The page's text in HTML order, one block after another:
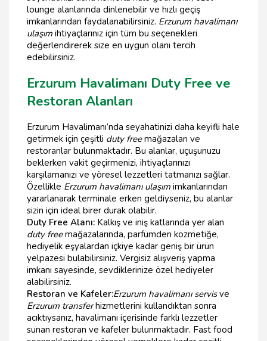
lounge alanlarında dinlenebilir ve hızlı geçiş
imkanlarından faydalanabilirsiniz. Erzurum havalimanı
ulaşım ihtiyaçlarınız için tüm bu seçenekleri
değerlendirerek size en uygun olanı tercih
edebilirsiniz.
Erzurum Havalimanı Duty Free ve
Restoran Alanları
Erzurum Havalimanı’nda seyahatinizi daha keyifli hale
getirmek için çeşitli duty freemağazaları ve
restoranlar bulunmaktadır. Bu alanlar, uçuşunuzu
beklerken vakit geçirmenizi, ihtiyaçlarınızı
karşılamanızı ve yöresel lezzetleri tatmanızı sağlar.
Özellikle Erzurum havalimanı ulaşım imkanlarından
yararlanarak terminale erken geldiyseniz, bu alanlar
sizin için ideal birer durak olabilir.
Duty Free Alanı: Kalkış ve iniş katlarında yer alan
duty freemağazalarında, parfümden kozmetiğe,
hediyelik eşyalardan içkiye kadar geniş bir ürün
yelpazesi bulabilirsiniz. Vergisiz alışveriş yapma
imkanı sayesinde, sevdiklerinize özel hediyeler
alabilirsiniz.
Restoran ve Kafeler:Erzurum havalimanı servisve
Erzurum transferhizmetlerini kullandıktan sonra
acıktıysanız, havalimanı içerisinde farklı lezzetler
sunan restoran ve kafeler bulunmaktadır. Fast food